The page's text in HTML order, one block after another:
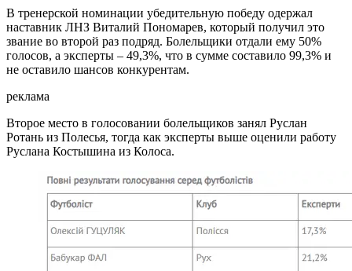
В тренерской номинации убедительную победу одержал
наставник ЛНЗ Виталий Пономарев, который получил это
звание во второй раз подряд. Болельщики отдали ему 50%
голосов, а эксперты – 49,3%, что в сумме составило 99,3% и
не оставило шансов конкурентам.
реклама
Второе место в голосовании болельщиков занял Руслан
Ротань из Полесья, тогда как эксперты выше оценили работу
Руслана Костышина из Колоса.